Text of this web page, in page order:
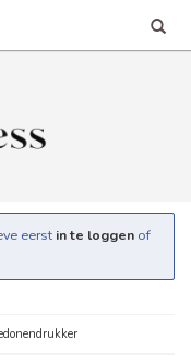
eerst in te loggen of